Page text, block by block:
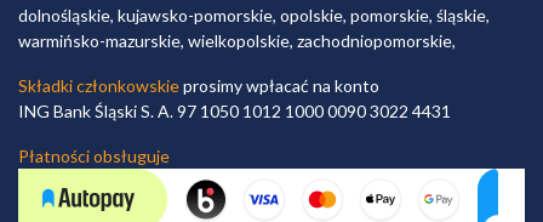
dolnośląskie, kujawsko-pomorskie, opolskie, pomorskie, śląskie,
warmińsko-mazurskie, wielkopolskie, zachodniopomorskie,
Składki członkowskieprosimy wpłacać na konto
ING Bank Śląski S. A. 97 1050 1012 1000 0090 3022 4431
Płatności obsługuje